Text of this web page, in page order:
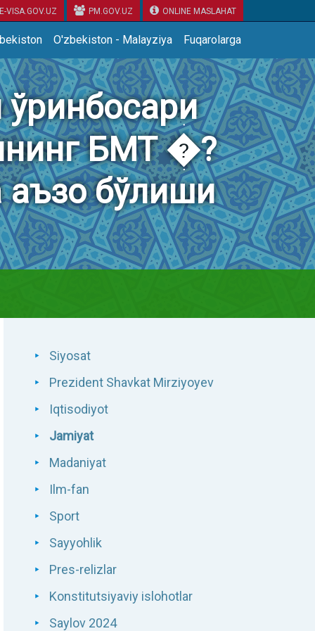
E-VISA.GOV.UZ PM.GOV.UZ ONLINE MASLAHAT
O'zbekiston - Malayziya Fuqarolarga
БМТ �?
аъзо бўлиши
Siyosat
Prezident Shavkat Mirziyoyev
Iqtisodiyot
Jamiyat
Madaniyat
Ilm-fan
Sport
Sayyohlik
Pres-relizlar
Konstitutsiyaviy islohotlar
Saylov 2024